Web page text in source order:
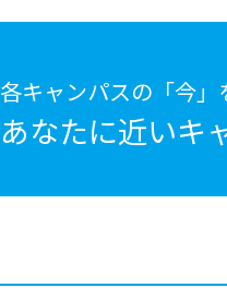
各キャンパスの「今」
あなたに近いキ